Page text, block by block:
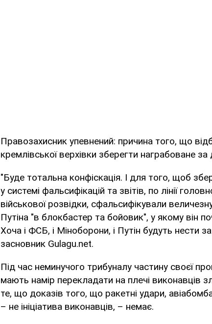
Правозахисник упевнений: причина того, що
кремлівської верхівки зберегти награбоване за
"Буде тотальна конфіскація. І для того, щоб
у системі фальсифікацій та звітів, по лінії
військової розвідки, сфальсифікували
Путіна "в блокбастер та бойовик", у якому він
Хоча і ФСБ, і Міноборони, і Путін будуть нести
засновник Gulagu.net.
Під час неминучого трибуналу частину своєї
мають намір перекладати на плечі виконавців
те, що доказів того, що ракетні удари,
– не ініціатива виконавців, – немає.